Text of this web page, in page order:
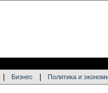
Бизнес Политика и